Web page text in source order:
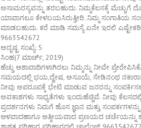
ಅಸಾಮರಸ್ಯವನ್ನು ತರಬಹುದು. ನಿಮ್ಮಕೆಲಸಕ್ಕೆ ಮೆಚ್ಚುಗೆ
ಯಾವಾಗಲೂ ಕೇಳಬಯಸಿರುತ್ತೀರಿ. ನಿಮ್ಮ ಸಂಗಾತಿಯ
ಮಾಡಬಹುದು. ಕರೆ ಮಾಡಿ ಸಮಸ್ಯೆ ಏನೇ ಇರಲಿ
9663542672
ಅದೃಷ್ಟ ಸಂಖ್ಯೆ: 5
ಸಿಂಹ(7 ಮಾರ್ಚ್, 2019)
ಹೆಚ್ಚು ಆಶಾವಾದಿಗಳಾಗಿರಲು ನಿಮ್ಮನ್ನು ನೀವೇ
ಸಮಯದಲ್ಲಿ ಭಯ,ದ್ವೇಷ, ಅಸೂಯೆ, ಸೇಡಿನಂಥ
ನೀವು ಅಪರೂಪಕ್ಕೆ ಭೇಟಿ ಮಾಡುವ ಜನರನ್ನು
ಅವಕಾಶಗಳು ಸಾಧ್ಯತೆಗಳು ಇಂದುಹೆಚ್ಚಿವೆ. ನೀವು
ಪ್ರದರ್ಶನಗಳು ನಿಮಗೆ ಹೊಸ ಜ್ಞಾನ ಮತ್ತು
ಆಳವಾದಹಾಗೂ ಆತ್ಮೀಯವಾದ ಪ್ರಣಯದ ಚರ್ಚೆಯನ್ನು